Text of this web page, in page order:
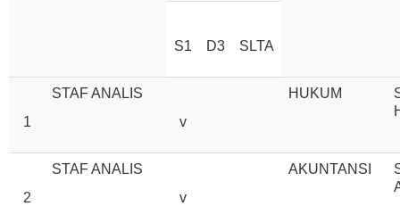
S1 D3 SLTA
1
STAF ANALIS
v
HUKUM
2
STAF ANALIS
v
AKUNTANSI